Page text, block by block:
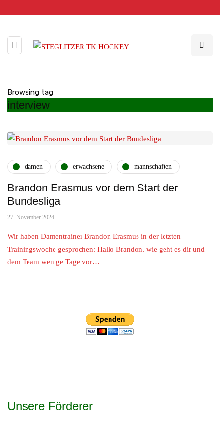
Browsing tag
interview
damen erwachsene mannschaften
Brandon Erasmus vor dem Start der
Bundesliga
27. November 2024
Wir haben Damentrainer Brandon Erasmus in der letzten
Trainingswoche gesprochen: Hallo Brandon, wie geht es dir und
dem Team wenige Tage vor…
Unsere Förderer